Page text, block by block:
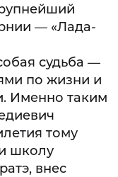
— «Лада-
судьба —
по жизни и
Именно таким
тому
школу
внес